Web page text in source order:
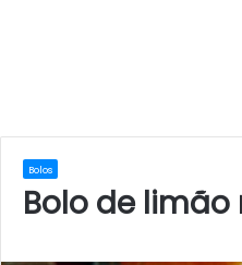
Bolos
Bolo de